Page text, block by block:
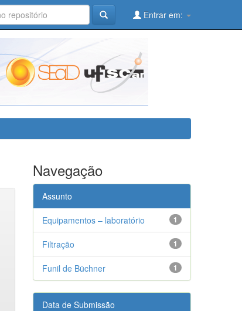
Entrar em:
Navegação
Assunto
1
Equipamentos – laboratório
1
Filtração
1
Funil de Büchner
Data de Submissão